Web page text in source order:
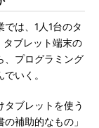
は、1人1台のタ
タブレット端末の
、プログラミング
いく。
ブレットを使う
補助的なもの」